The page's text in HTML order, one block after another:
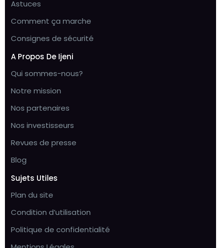
Astuces
Comment ça marche
Consignes de sécurité
A Propos De Ijeni
Qui sommes-nous?
Notre mission
Nos partenaires
Nos investisseurs
Revues de presse
Blog
Sujets Utiles
Plan du site
Condition d’utilisation
Politique de confidentialité